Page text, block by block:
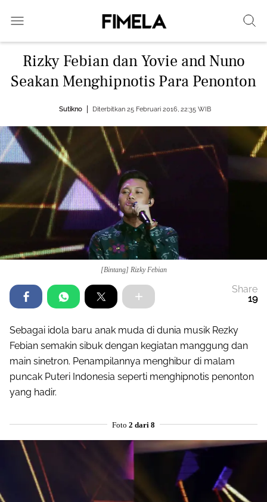
Rizky Febian dan Yovie and Nuno
Seakan Menghipnotis Para Penonton
Sutikno Diterbitkan 25 Februari 2016, 22:35 WIB
[Bintang] Rizky Febian
Share
19
Sebagai idola baru anak muda di dunia musik Rezky
Febian semakin sibuk dengan kegiatan manggung dan
main sinetron. Penampilannya menghibur di malam
puncak Puteri Indonesia seperti menghipnotis penonton
yang hadir.
Foto 2 dari 8